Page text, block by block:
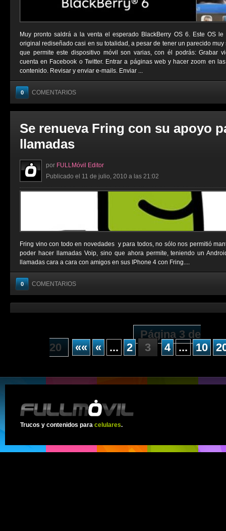
Muy pronto saldrá a la venta el esperado BlackBerry OS 6. Este OS
original rediseñado casi en su totalidad, a pesar de tener un parecido
que permite este dispositivo móvil son varias, con él podrás: Grabar
cuenta en Facebook o Twitter. Entrar a páginas web y hacer zoom en
contenido. Revisar y enviar e-mails. Enviar ...
0 COMENTARIOS
Se renueva Fring con su apoyo
llamadas
por FULLMóvil Editor
Publicado el 11 de julio, 2010 a las 21:02
Fring vino con todo en novedades y para todos, no sólo nos permitió
poder hacer llamadas Voip, sino que ahora permite, teniendo un
llamadas cara a cara con amigos en sus IPhone 4 con Fring....
0 COMENTARIOS
Página 3 de
20
«« « ... 2 3 4 ... 10
Trucos y contenidos para celulares.